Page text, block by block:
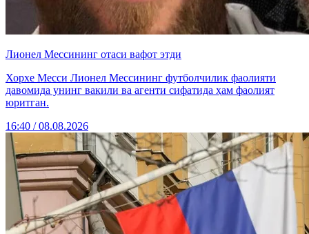
Лионел Мессининг отаси вафот этди
Хорхе Месси Лионел Мессининг футболчилик фаолияти
давомида унинг вакили ва агенти сифатида ҳам фаолият
юритган.
16:40 / 08.08.2026